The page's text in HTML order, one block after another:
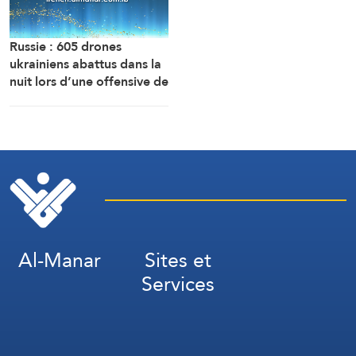
Russie : 605 drones
ukrainiens abattus dans la
nuit lors d’une offensive de
Al-Manar Sites et
Services